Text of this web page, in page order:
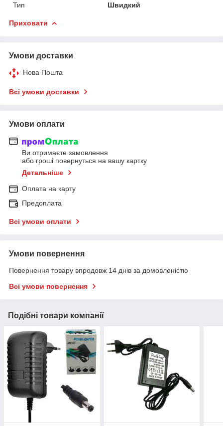
Тип
Швидкий
Приховати
Умови доставки
Нова Пошта
Всі умови доставки
Умови оплати
Ви отримаєте замовлення
або гроші повернуться на вашу картку
Детальніше
Оплата на карту
Предоплата
Всі умови оплати
Умови повернення
Повернення товару впродовж 14 днів за домовленістю
Всі умови повернення
Подібні товари компанії